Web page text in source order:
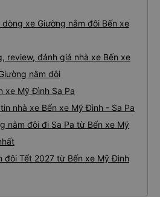
dòng xe Giường nằm đôi Bến xe
review, đánh giá nhà xe Bến xe
nằm đôi
xe Mỹ Đình Sa Pa
nhà xe Bến xe Mỹ Đình - Sa Pa
nằm đôi đi Sa Pa từ Bến xe Mỹ
đôi Tết 2027 từ Bến xe Mỹ Đình